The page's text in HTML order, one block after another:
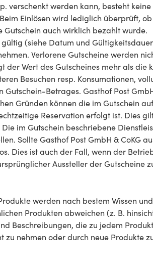
verschenkt werden kann, besteht
Einlösen wird lediglich überprüft,
auch wirklich bezahlt wurde.
(siehe Datum und
Verlorene Gutscheine werden
Wert des Gutscheines mehr als die
Besuchen resp. Konsumationen,
Betrages. Gasthof Post
Gründen können die im Gutschein
Reservation erfolgt ist. Dies
im Gutschein beschriebene
Sollte Gasthof Post GmbH & CoKG
Dies ist auch der Fall, wenn der
Aussteller der
werden nach bestem Wissen
Produkten abweichen (z. B.
Beschreibungen, die zu jedem
nehmen oder durch neue Produkte